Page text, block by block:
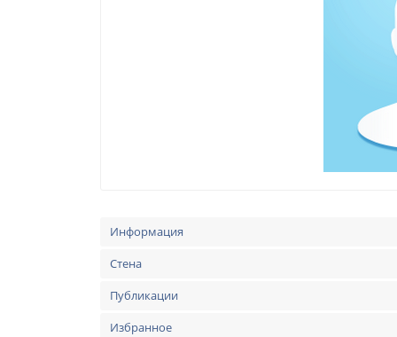
Информация
Стена
Публикации
Избранное